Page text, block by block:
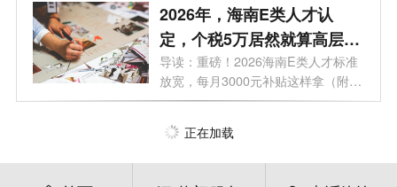
2026年，海南E类人才认
定，个税5万居然就算高层次
人才了？
导读：重磅！2026海南E类人才标准
放宽，每月3000元补贴这样拿（附全
攻略）。...
正在加载